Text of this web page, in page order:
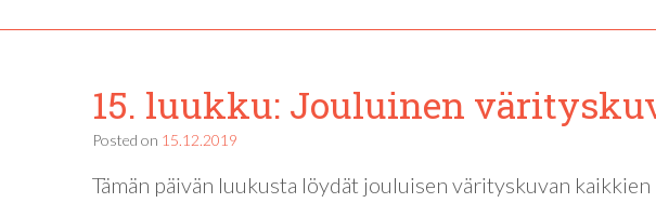
15. luukku: Jouluinen
Posted on 15.12.2019
Tämän päivän luukusta löydät jouluisen värityskuvan kaikkien